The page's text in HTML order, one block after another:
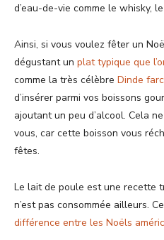
d’eau-de-vie comme le whisky,
Ainsi, si vous voulez fêter un
dégustant un plat typique que
comme la très célèbre Dinde
d’insérer parmi vos boissons
ajoutant un peu d’alcool. Cela
vous, car cette boisson vous
fêtes.
Le lait de poule est une recette
n’est pas consommée ailleurs.
différence entre les Noëls